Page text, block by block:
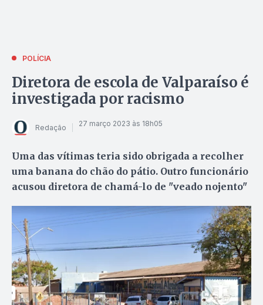
POLÍCIA
Diretora de escola de Valparaíso é
investigada por racismo
Redação 27 março 2023 às 18h05
Uma das vítimas teria sido obrigada a recolher
uma banana do chão do pátio. Outro funcionário
acusou diretora de chamá-lo de "veado nojento"